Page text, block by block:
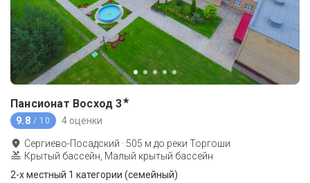
Пансионат Восход 3★
9.8 / 10 4 оценки
Сергиево-Посадский · 505 м до реки Торгоши
Крытый бассейн, Малый крытый бассейн
2-х местный 1 категории (семейный)